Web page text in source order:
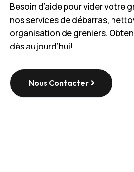
Besoin d’aide pour vider votre
nos services de débarras,
organisation de greniers.
dès aujourd’hui!
Nous Contacter